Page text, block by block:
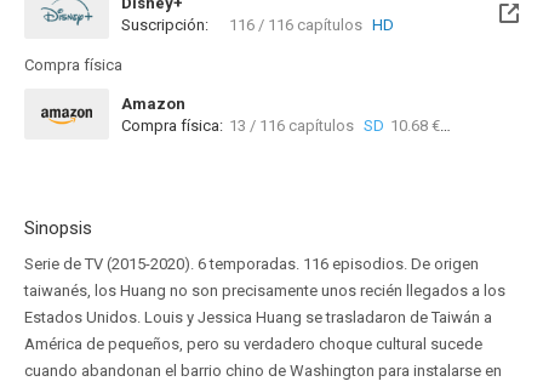
Suscripción:
116 / 116 capítulos HD
Compra física
Amazon
Compra física: 13 / 116 capítulos SD 10.68 €
Sinopsis
Serie de TV (2015-2020). 6 temporadas. 116 episodios. De origen
taiwanés, los Huang no son precisamente unos recién llegados a los
Estados Unidos. Louis y Jessica Huang se trasladaron de Taiwán a
América de pequeños, pero su verdadero choque cultural sucede
cuando abandonan el barrio chino de Washington para instalarse en